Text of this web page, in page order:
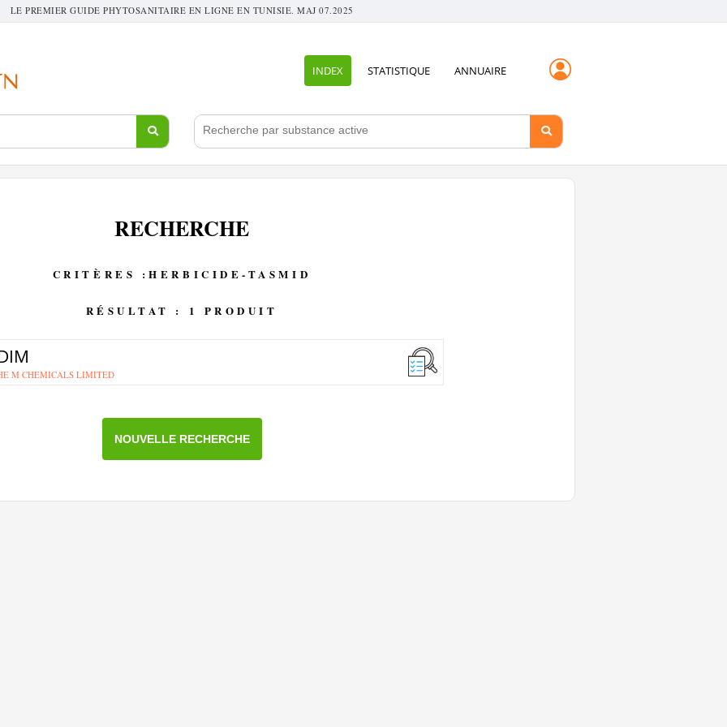
LE PREMIER GUIDE PHYTOSANITAIRE EN LIGNE EN TUNISIE. MAJ 07.2025
INDEX STATISTIQUE ANNUAIRE
RECHERCHE
CRITÈRES :HERBICIDE-TASMID
RÉSULTAT : 1 PRODUIT
M CHEMICALS LIMITED